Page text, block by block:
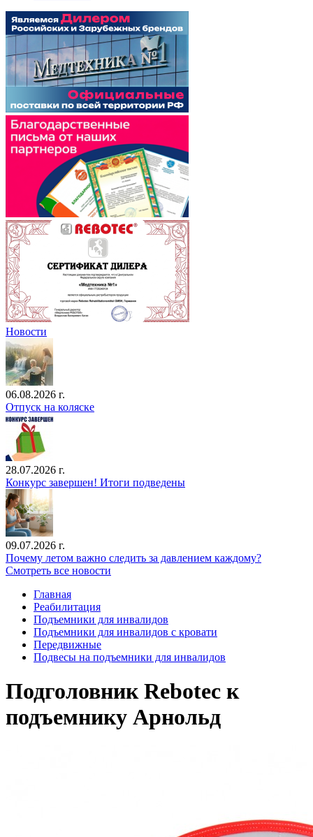
Новости
06.08.2026 г.
Отпуск на коляске
28.07.2026 г.
Конкурс завершен! Итоги подведены
09.07.2026 г.
Почему летом важно следить за давлением каждому?
Смотреть все новости
Главная
Реабилитация
Подъемники для инвалидов
Подъемники для инвалидов с кровати
Передвижные
Подвесы на подъемники для инвалидов
Подголовник Rebotec к
подъемнику Арнольд